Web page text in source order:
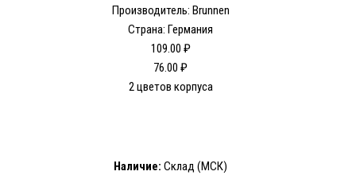
Производитель: Brunnen
Страна: Германия
109.00 ₽
76.00 ₽
2 цветов корпуса
Наличие: Склад (МСК)